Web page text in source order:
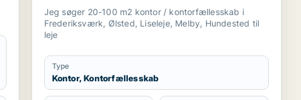
Jeg søger 20-100 m2 kontor / kontorfællesskab i
Frederiksværk, Ølsted, Liseleje, Melby, Hundested til
leje
Type
Kontor, Kontorfællesskab